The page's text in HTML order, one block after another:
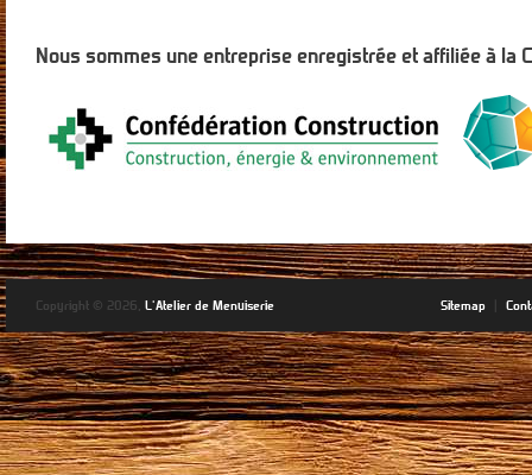
Nous sommes une entreprise enregistrée et affiliée à la
Copyright © 2026, L'Atelier de Menuiserie Sitemap|